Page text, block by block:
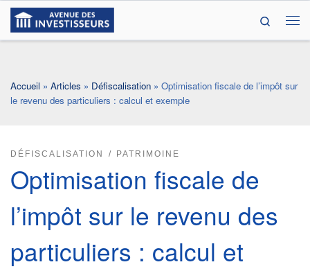
Passer au contenu
Search
Accueil » Articles » Défiscalisation » Optimisation fiscale de l’impôt sur
le revenu des particuliers : calcul et exemple
DÉFISCALISATION PATRIMOINE
Optimisation fiscale de
l’impôt sur le revenu des
particuliers : calcul et